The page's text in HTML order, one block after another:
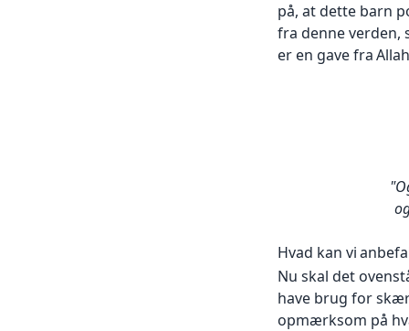
på, at dette barn
fra denne verden,
er en gave fra
Hvad kan vi
Nu skal det
have brug for
opmærksom på